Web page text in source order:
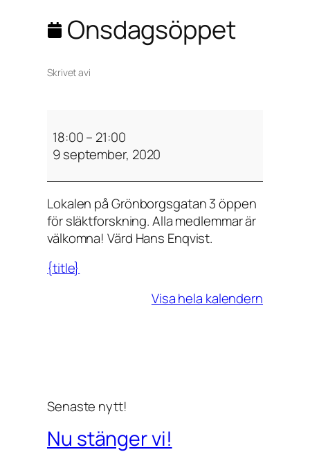
Onsdagsöppet
Skrivet avi
n
a
g
s
ö
p
18:00– 21:00
9 september, 2020
Lokalen på Grönborgsgatan 3 öppen
för släktforskning. Alla medlemmar är
välkomna! Värd Hans Enqvist.
{title}
Visa hela kalendern
Senaste nytt!
Nu stänger vi!